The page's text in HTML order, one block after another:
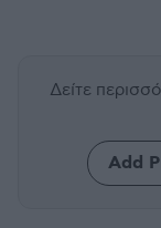
Δείτε
Add